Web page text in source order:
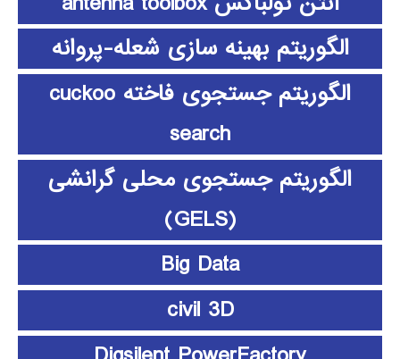
الگوریتم بهینه سازی شعله-پروانه
الگوریتم جستجوی فاخته cuckoo
search
الگوریتم جستجوی محلی گرانشی
(GELS)
Big Data
civil 3D